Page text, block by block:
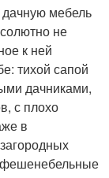
мебель
не
к ней
тихой сапой
дачниками,
с плохо
в